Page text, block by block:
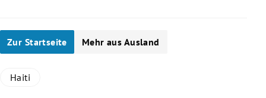
Zur Startseite Mehr aus Ausland
Haiti